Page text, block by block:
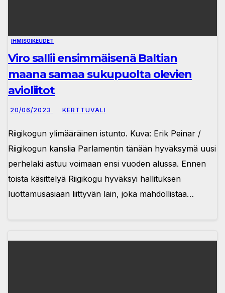
IHMISOIKEUDET
Viro sallii ensimmäisenä Baltian
maana samaa sukupuolta olevien
avioliitot
20/06/2023 KERTTUVALI
Riigikogun ylimääräinen istunto. Kuva: Erik Peinar /
Riigikogun kanslia Parlamentin tänään hyväksymä uusi
perhelaki astuu voimaan ensi vuoden alussa. Ennen
toista käsittelyä Riigikogu hyväksyi hallituksen
luottamusasiaan liittyvän lain, joka mahdollistaa…